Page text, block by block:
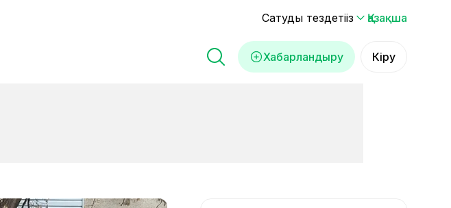
Сатуды тездетіңіз Қазақша
Хабарландыру Кіру